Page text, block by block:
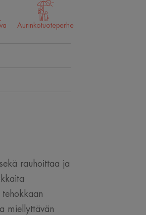
Aurinkotuoteperhe
rauhoittaa ja
miellyttävän